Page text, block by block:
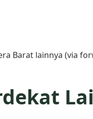
Barat lainnya (via